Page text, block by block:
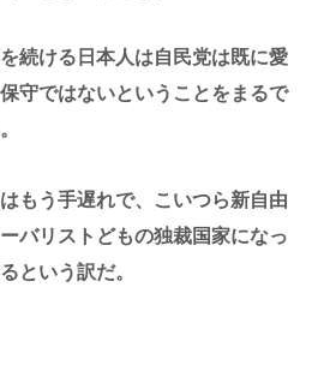
続ける日本人は自民党は既に愛
守ではないということをまるで
もう手遅れで、こいつら新自由
バリストどもの独裁国家になっ
という訳だ。